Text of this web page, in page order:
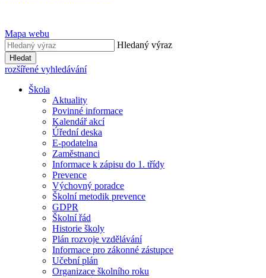
Mapa webu
Hledaný výraz
Hledat
rozšířené vyhledávání
Škola
Aktuality
Povinné informace
Kalendář akcí
Úřední deska
E-podatelna
Zaměstnanci
Informace k zápisu do 1. třídy
Prevence
Výchovný poradce
Školní metodik prevence
GDPR
Školní řád
Historie školy
Plán rozvoje vzdělávání
Informace pro zákonné zástupce
Učební plán
Organizace školního roku